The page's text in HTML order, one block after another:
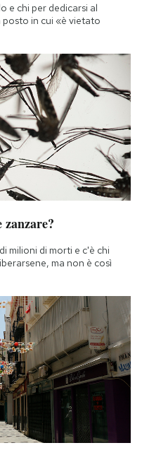
e chi per dedicarsi al
in cui «è vietato
milioni di morti e c'è chi
ma non è così